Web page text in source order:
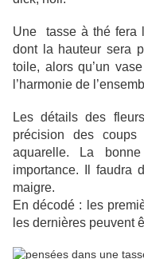
Une tasse à thé fera
dont la hauteur sera
toile, alors qu’un
l’harmonie de
Les détails des
précision des
aquarelle. La
importance. Il faudra
maigre.
En décodé : les
les dernières peuvent